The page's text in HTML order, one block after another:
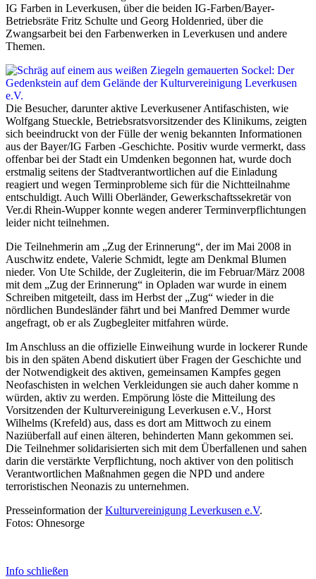
IG Farben in Leverkusen, über die beiden IG-Farben/Bayer-
Betriebsräte Fritz Schulte und Georg Holdenried, über die
Zwangsarbeit bei den Farbenwerken in Leverkusen und andere
Themen.
Die Besucher, darunter aktive Leverkusener Antifaschisten, wie
Wolfgang Stueckle, Betriebsratsvorsitzender des Klinikums, zeigten
sich beeindruckt von der Fülle der wenig bekannten Informationen
aus der Bayer/IG Farben -Geschichte. Positiv wurde vermerkt, dass
offenbar bei der Stadt ein Umdenken begonnen hat, wurde doch
erstmalig seitens der Stadtverantwortlichen auf die Einladung
reagiert und wegen Terminprobleme sich für die Nichtteilnahme
entschuldigt. Auch Willi Oberländer, Gewerkschaftssekretär von
Ver.di Rhein-Wupper konnte wegen anderer Terminverpflichtungen
leider nicht teilnehmen.
Die Teilnehmerin am „Zug der Erinnerung“, der im Mai 2008 in
Auschwitz endete, Valerie Schmidt, legte am Denkmal Blumen
nieder. Von Ute Schilde, der Zugleiterin, die im Februar/März 2008
mit dem „Zug der Erinnerung“ in Opladen war wurde in einem
Schreiben mitgeteilt, dass im Herbst der „Zug“ wieder in die
nördlichen Bundesländer fährt und bei Manfred Demmer wurde
angefragt, ob er als Zugbegleiter mitfahren würde.
Im Anschluss an die offizielle Einweihung wurde in lockerer Runde
bis in den späten Abend diskutiert über Fragen der Geschichte und
der Notwendigkeit des aktiven, gemeinsamen Kampfes gegen
Neofaschisten in welchen Verkleidungen sie auch daher komme n
würden, aktiv zu werden. Empörung löste die Mitteilung des
Vorsitzenden der Kulturvereinigung Leverkusen e.V., Horst
Wilhelms (Krefeld) aus, dass es dort am Mittwoch zu einem
Naziüberfall auf einen älteren, behinderten Mann gekommen sei.
Die Teilnehmer solidarisierten sich mit dem Überfallenen und sahen
darin die verstärkte Verpflichtung, noch aktiver von den politisch
Verantwortlichen Maßnahmen gegen die NPD und andere
terroristischen Neonazis zu unternehmen.
Presseinformation derKulturvereinigung Leverkusen e.V.
Fotos: Ohnesorge
Info schließen